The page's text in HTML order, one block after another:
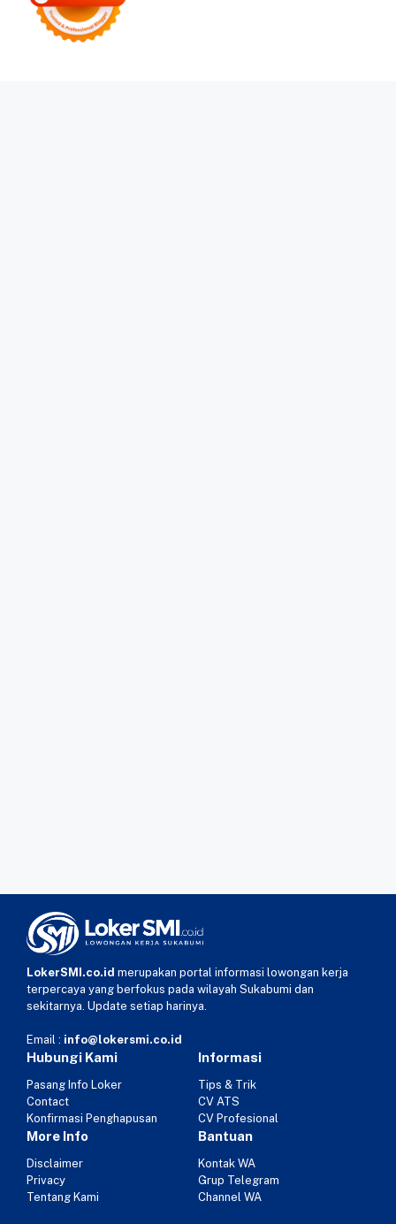
LokerSMI.co.id merupakan portal informasi lowongan kerja
terpercaya yang berfokus pada wilayah Sukabumi dan
sekitarnya. Update setiap harinya.
Email : info@lokersmi.co.id
Hubungi Kami
Pasang Info Loker
Contact
Konfirmasi Penghapusan
Informasi
Tips & Trik
CV ATS
CV Profesional
More Info
Disclaimer
Privacy
Tentang Kami
Bantuan
Kontak WA
Grup Telegram
Channel WA